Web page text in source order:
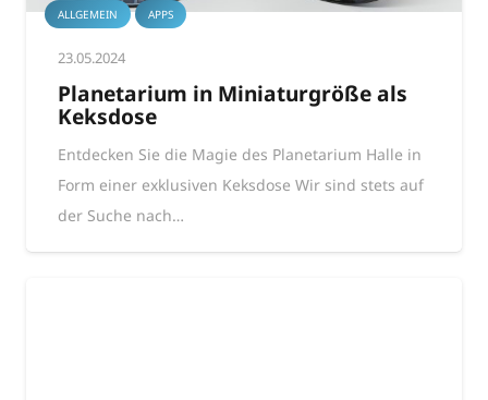
ALLGEMEIN APPS
23.05.2024
Planetarium in Miniaturgröße als
Keksdose
Entdecken Sie die Magie des Planetarium Halle in
Form einer exklusiven Keksdose Wir sind stets auf
der Suche nach…